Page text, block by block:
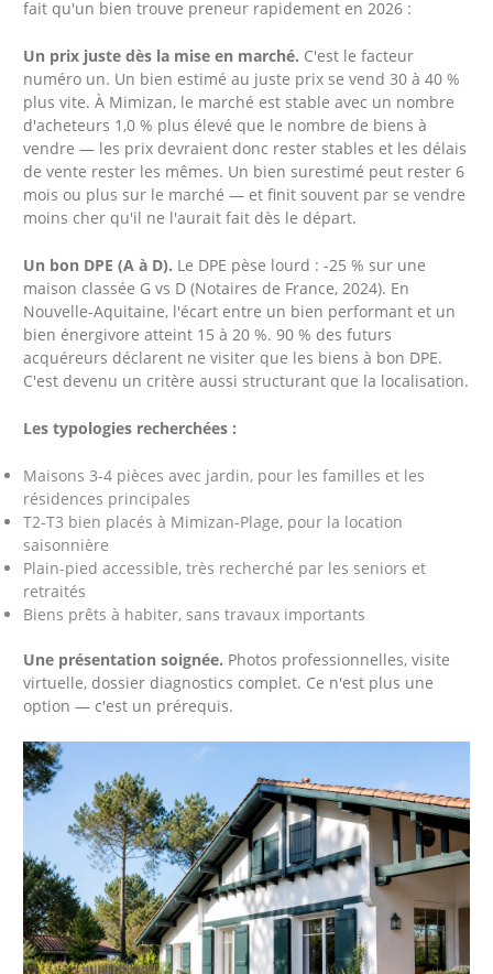
fait qu'un bien trouve preneur rapidement en 2026 :
Un prix juste dès la mise en marché. C'est le facteur
numéro un. Un bien estimé au juste prix se vend 30 à 40 %
plus vite. À Mimizan, le marché est stable avec un nombre
d'acheteurs 1,0 % plus élevé que le nombre de biens à
vendre — les prix devraient donc rester stables et les délais
de vente rester les mêmes. Un bien surestimé peut rester 6
mois ou plus sur le marché — et finit souvent par se vendre
moins cher qu'il ne l'aurait fait dès le départ.
Un bon DPE (A à D). Le DPE pèse lourd : -25 % sur une
maison classée G vs D (Notaires de France, 2024). En
Nouvelle-Aquitaine, l'écart entre un bien performant et un
bien énergivore atteint 15 à 20 %. 90 % des futurs
acquéreurs déclarent ne visiter que les biens à bon DPE.
C'est devenu un critère aussi structurant que la localisation.
Les typologies recherchées :
Maisons 3-4 pièces avec jardin, pour les familles et les
résidences principales
T2-T3 bien placés à Mimizan-Plage, pour la location
saisonnière
Plain-pied accessible, très recherché par les seniors et
retraités
Biens prêts à habiter, sans travaux importants
Une présentation soignée. Photos professionnelles, visite
virtuelle, dossier diagnostics complet. Ce n'est plus une
option — c'est un prérequis.